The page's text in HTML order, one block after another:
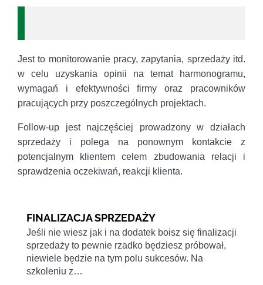
Jest to monitorowanie pracy, zapytania, sprzedaży itd.
w celu uzyskania opinii na temat harmonogramu,
wymagań i efektywności firmy oraz pracowników
pracujących przy poszczególnych projektach.
Follow-up jest najczęściej prowadzony w działach
sprzedaży i polega na ponownym kontakcie z
potencjalnym klientem celem zbudowania relacji i
sprawdzenia oczekiwań, reakcji klienta.
FINALIZACJA SPRZEDAŻY
Jeśli nie wiesz jak i na dodatek boisz się finalizacji
sprzedaży to pewnie rzadko będziesz próbował,
niewiele będzie na tym polu sukcesów. Na
szkoleniu z…